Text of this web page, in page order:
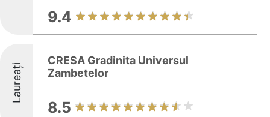
9.4
Laureați
CRESA Gradinita Universul
Zambetelor
8.5